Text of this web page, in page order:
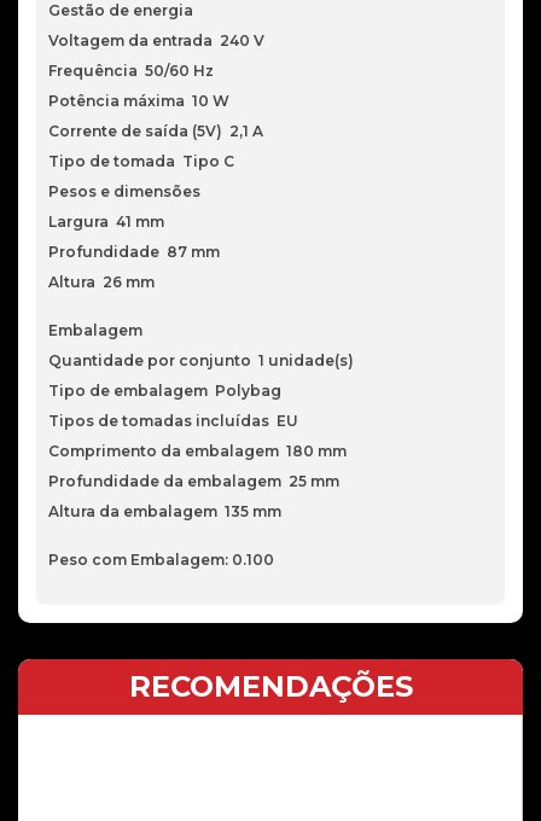
Gestão de energia
Voltagem da entrada 240 V
Frequência 50/60 Hz
Potência máxima 10 W
Corrente de saída (5V) 2,1 A
Tipo de tomada Tipo C
Pesos e dimensões
Largura 41 mm
Profundidade 87 mm
Altura 26 mm
Embalagem
Quantidade por conjunto 1 unidade(s)
Tipo de embalagem Polybag
Tipos de tomadas incluídas EU
Comprimento da embalagem 180 mm
Profundidade da embalagem 25 mm
Altura da embalagem 135 mm
Peso com Embalagem: 0.100
RECOMENDAÇÕES